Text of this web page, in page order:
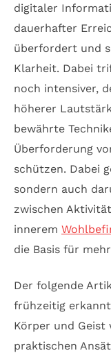
digitaler
dauerhafter
überfordert und
Klarheit. Dabei
noch intensiver,
höherer
bewährte
Überforderung
schützen. Dabei
sondern auch
zwischen
innerem
die Basis für
Der folgende
frühzeitig
Körper und
praktischen